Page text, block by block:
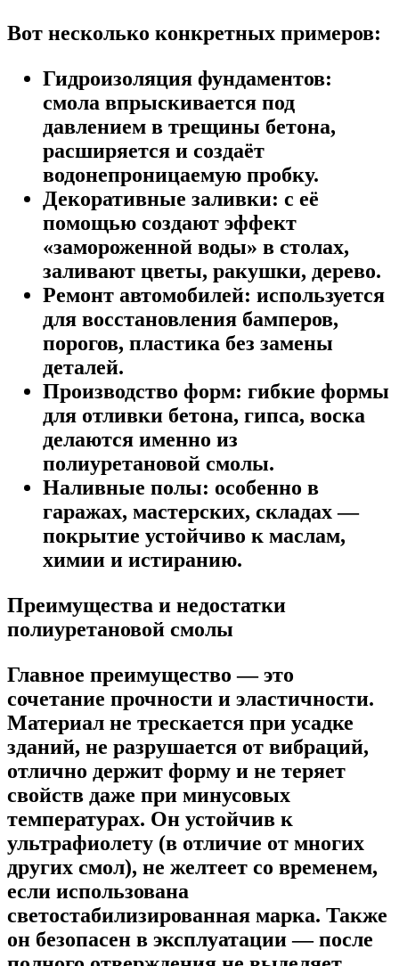
Вот несколько конкретных примеров:
Гидроизоляция фундаментов:
смола впрыскивается под
давлением в трещины бетона,
расширяется и создаёт
водонепроницаемую пробку.
Декоративные заливки: с её
помощью создают эффект
«замороженной воды» в столах,
заливают цветы, ракушки, дерево.
Ремонт автомобилей: используется
для восстановления бамперов,
порогов, пластика без замены
деталей.
Производство форм: гибкие формы
для отливки бетона, гипса, воска
делаются именно из
полиуретановой смолы.
Наливные полы: особенно в
гаражах, мастерских, складах —
покрытие устойчиво к маслам,
химии и истиранию.
Преимущества и недостатки
полиуретановой смолы
Главное преимущество — это
сочетание прочности и эластичности.
Материал не трескается при усадке
зданий, не разрушается от вибраций,
отлично держит форму и не теряет
свойств даже при минусовых
температурах. Он устойчив к
ультрафиолету (в отличие от многих
других смол), не желтеет со временем,
если использована
светостабилизированная марка. Также
он безопасен в эксплуатации — после